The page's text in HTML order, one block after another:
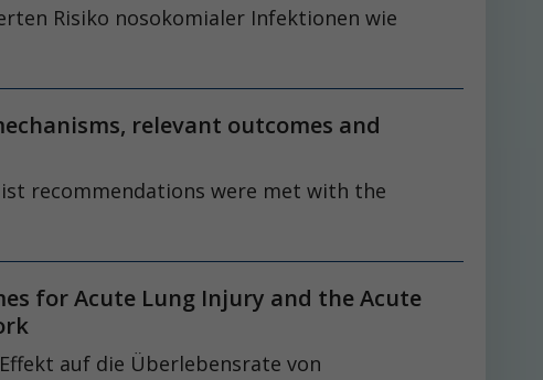
Risiko nosokomialer Infektionen wie
relevant outcomes and
recommendations were met with the
for Acute Lung Injury and the Acute
auf die Überlebensrate von